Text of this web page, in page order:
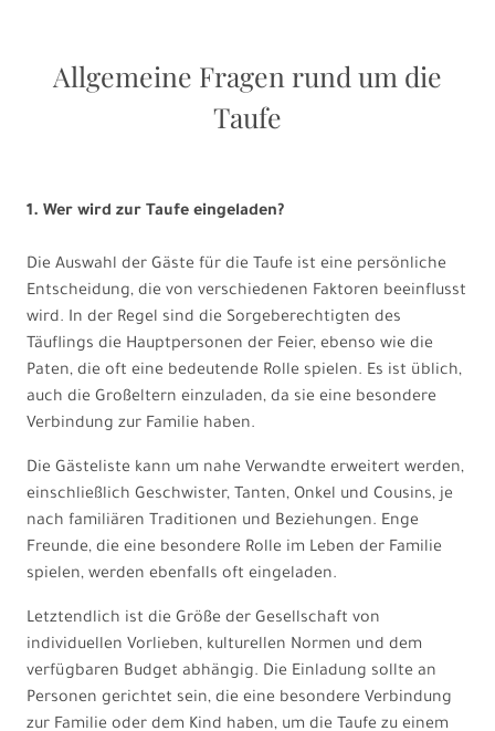
Allgemeine Fragen rund um die
Taufe
1. Wer wird zur Taufe eingeladen?
Die Auswahl der Gäste für die Taufe ist eine persönliche
Entscheidung, die von verschiedenen Faktoren beeinflusst
wird. In der Regel sind die Sorgeberechtigten des
Täuflings die Hauptpersonen der Feier, ebenso wie die
Paten, die oft eine bedeutende Rolle spielen. Es ist üblich,
auch die Großeltern einzuladen, da sie eine besondere
Verbindung zur Familie haben.
Die Gästeliste kann um nahe Verwandte erweitert werden,
einschließlich Geschwister, Tanten, Onkel und Cousins, je
nach familiären Traditionen und Beziehungen. Enge
Freunde, die eine besondere Rolle im Leben der Familie
spielen, werden ebenfalls oft eingeladen.
Letztendlich ist die Größe der Gesellschaft von
individuellen Vorlieben, kulturellen Normen und dem
verfügbaren Budget abhängig. Die Einladung sollte an
Personen gerichtet sein, die eine besondere Verbindung
zur Familie oder dem Kind haben, um die Taufe zu einem